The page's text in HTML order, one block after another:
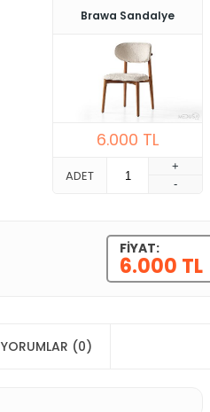
Brawa Sandalye
6.000 TL
ADET
+
-
FIYAT:
6.000 TL
YORUMLAR (0)